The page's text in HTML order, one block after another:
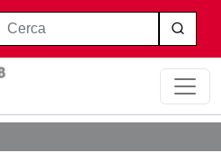
Cerca